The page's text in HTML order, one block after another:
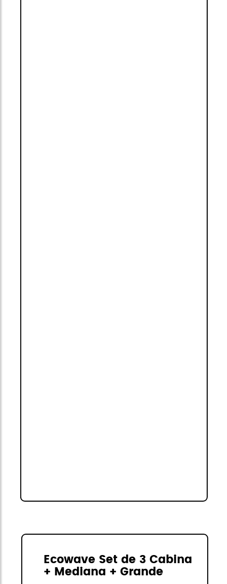
Ecowave Set de 3 Cabina
+ Mediana + Grande